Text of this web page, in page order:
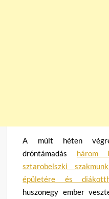
A múlt héten
dróntámadás három
sztarobelszki
épületére és
huszonegy ember